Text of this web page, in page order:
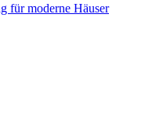
für moderne Häuser